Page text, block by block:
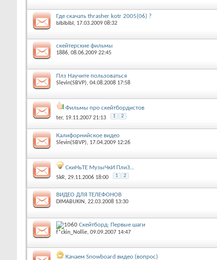
Где скачать thrasher kotr 2005(06) ?
ЫЫЫЫ ‎, 17.03.2009 08:32
скейтерские фильмы
1886‎, 08.06.2009 22:45
Плз Научите пользоваться
Slevin(SBVP)‎, 04.08.2008 17:58
Фильмы про скейтбордистов
ter‎, 19.11.2007 21:13 1 2
Калифорнийское видео
Slevin(SBVP)‎, 17.04.2009 12:26
СкиНьТЕ МузыЧкИ ПлиЗ...
SkR‎, 29.11.2006 18:00 1 2
ВИДЕО ДЛЯ ТЕЛЕФОНОВ
DIMABUKIN‎, 22.03.2008 13:30
Скейтборд: Первые шаги
f*ckin_Nollie‎, 09.09.2007 14:47
Качаем Snowboard видео (вопрос)